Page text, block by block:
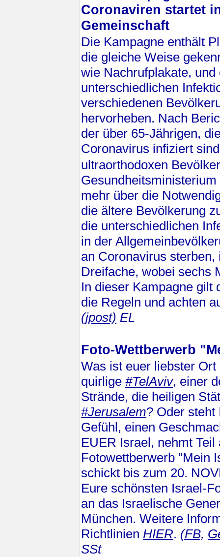
Coronaviren startet
Gemeinschaft
Die Kampagne enthält
die gleiche Weise
wie Nachrufplakate, und
unterschiedlichen
verschiedenen
hervorheben. Nach
der über 65-Jährigen,
Coronavirus infiziert
ultraorthodoxen
mehr über die
die ältere Bevölkerung
die unterschiedlichen
in der
an Coronavirus
Dreifache, wobei sechs
In dieser Kampagne gilt
die Regeln und achten
(jpost) EL
Foto-Wettberwerb
Was ist euer liebster
quirlige #TelAviv, einer
Strände, die heiligen
#Jerusalem? Oder steht
Gefühl, einen
EUER Israel, nehmt Teil
Fotowettberwerb "Mein
schickt bis zum 20.
Eure schönsten Israel-
an das Israelische
München. Weitere
Richtlinien HIER. (FB,
SSt